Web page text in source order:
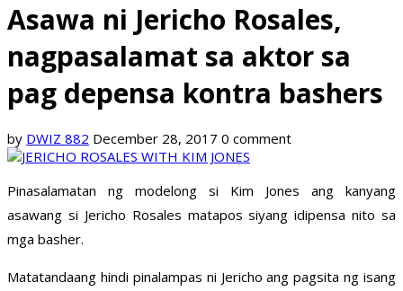
Asawa ni Jericho Rosales,
nagpasalamat sa aktor sa
pag depensa kontra bashers
by DWIZ 882 December 28, 2017 0 comment
Pinasalamatan ng modelong si Kim Jones ang kanyang
asawang si Jericho Rosales matapos siyang idipensa nito sa
mga basher.
Matatandaang hindi pinalampas ni Jericho ang pagsita ng isang